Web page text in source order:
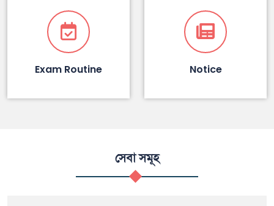
Exam Routine Notice
সেবা সমূহ